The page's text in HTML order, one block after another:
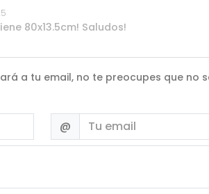
80x13.5cm! Saludos!
a tu email, no te preocupes que no
Email
@